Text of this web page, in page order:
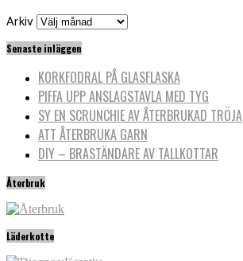
Arkiv
Senaste inläggen
KORKFODRAL PÅ GLASFLASKA
PIFFA UPP ANSLAGSTAVLA MED TYG
SY EN SCRUNCHIE AV ÅTERBRUKAD TRÖJA
ATT ÅTERBRUKA GARN
DIY – BRASTÄNDARE AV TALLKOTTAR
Återbruk
Läderkotte